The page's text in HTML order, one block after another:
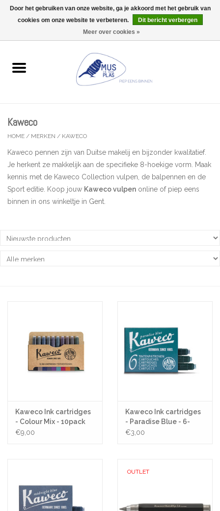
0 Artikelen - €0,00
Wenskaarten
Kleine gelukjes
Troost
Pasen
Kaweco
HOME / MERKEN / KAWECO
Kaweco pennen zijn van Duitse makelij en bijzonder kwalitatief.
Je herkent ze makkelijk aan de specifieke 8-hoekige vorm. Maak
kennis met de Kaweco Collection vulpen, de balpennen en de
Sport editie. Koop jouw Kaweco vulpen online of piep eens
binnen in ons winkeltje in Gent.
Kaweco Ink cartridges
- Colour Mix - 10pack
€9,00
Kaweco Ink cartridges
- Paradise Blue - 6-
pack
€3,00
OUTLET
Door het gebruiken van onze website, ga je akkoord met het gebruik van
cookies om onze website te verbeteren.
Dit bericht verbergen
Meer over cookies »
Wij zijn uitzonderlijk gesloten op Do 13/08